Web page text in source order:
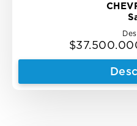
Original
price
$
Current
price